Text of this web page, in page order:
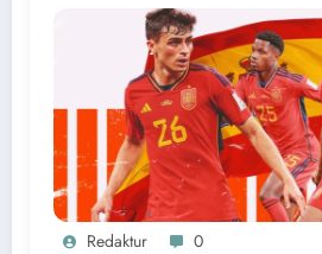
Redaktur 0